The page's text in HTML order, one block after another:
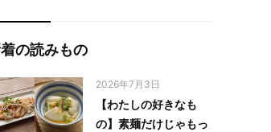
の読みもの
2026年7月3日
【わたしの好きなも
の】素麺だけじゃもっ